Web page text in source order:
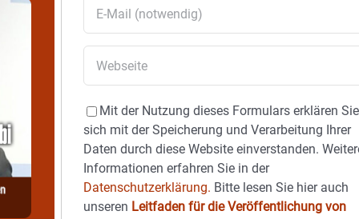
Mit der Nutzung dieses Formulars erklären Sie
sich mit der Speicherung und Verarbeitung Ihrer
Daten durch diese Website einverstanden.
Informationen erfahren Sie in der
Datenschutzerklärung. Bitte lesen Sie hier auch
unseren Leitfaden für die Veröffentlichung von